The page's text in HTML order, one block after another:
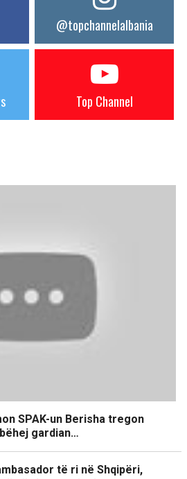
@topchannelalbania
Top Channel
SPAK-un Berisha tregon
gardian…
të ri në Shqipëri,